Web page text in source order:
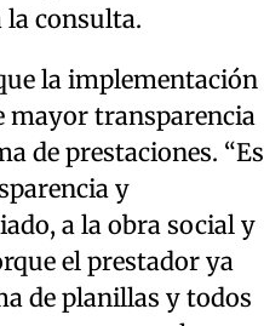
la consulta.
la implementación
mayor transparencia
de prestaciones. “Es
y
a la obra social y
el prestador ya
de planillas y todos